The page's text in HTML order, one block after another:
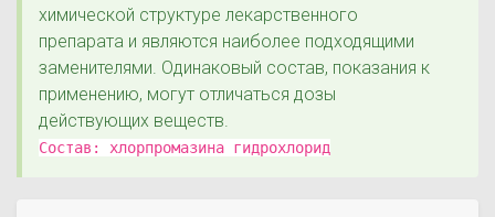
химической структуре лекарственного
препарата и являются наиболее подходящими
заменителями. Одинаковый состав, показания к
применению, могут отличаться дозы
действующих веществ.
Состав: хлорпромазина гидрохлорид